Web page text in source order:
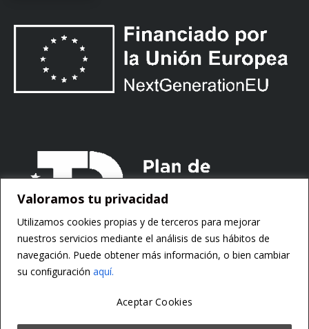
Valoramos tu privacidad
Utilizamos cookies propias y de terceros para mejorar
nuestros servicios mediante el análisis de sus hábitos de
navegación. Puede obtener más información, o bien cambiar
su conﬁguración aquí.
Aceptar Cookies